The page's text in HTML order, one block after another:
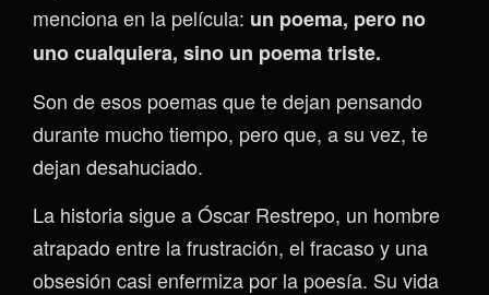
menciona en la película: un poema, pero no
uno cualquiera, sino un poema triste.
Son de esos poemas que te dejan pensando
durante mucho tiempo, pero que, a su vez, te
dejan desahuciado.
La historia sigue a Óscar Restrepo, un hombre
atrapado entre la frustración, el fracaso y una
obsesión casi enfermiza por la poesía. Su vida